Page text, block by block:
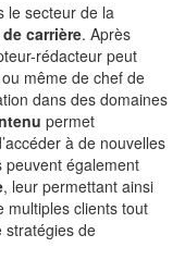
le secteur de la
carrière. Après
rédacteur peut
même de chef de
dans des domaines
permet
à de nouvelles
également
, leur permettant ainsi
multiples clients tout
stratégies de